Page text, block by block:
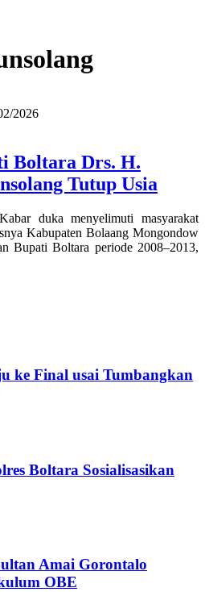
2026
Boltara Drs. H.
Tutup Usia
duka menyelimuti masyarakat
Kabupaten Bolaang Mongondow
Bupati Boltara periode 2008–2013,
ke Final usai Tumbangkan
Boltara Sosialisasikan
Amai Gorontalo
OBE